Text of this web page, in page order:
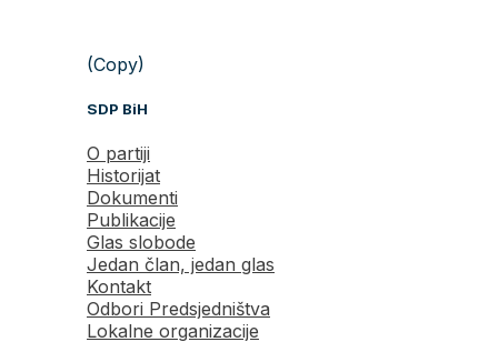
(Copy)
SDP BiH
O partiji
Historijat
Dokumenti
Publikacije
Glas slobode
Jedan član, jedan glas
Kontakt
Odbori Predsjedništva
Lokalne organizacije